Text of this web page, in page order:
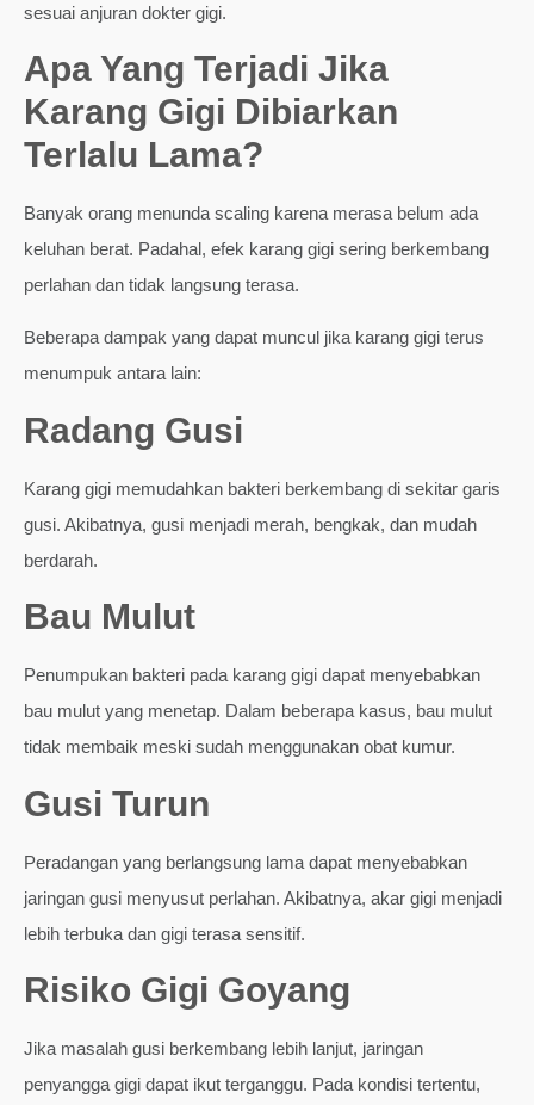
sesuai anjuran dokter gigi.
Apa Yang Terjadi Jika
Karang Gigi Dibiarkan
Terlalu Lama?
Banyak orang menunda scaling karena merasa belum ada
keluhan berat. Padahal, efek karang gigi sering berkembang
perlahan dan tidak langsung terasa.
Beberapa dampak yang dapat muncul jika karang gigi terus
menumpuk antara lain:
Radang Gusi
Karang gigi memudahkan bakteri berkembang di sekitar garis
gusi. Akibatnya, gusi menjadi merah, bengkak, dan mudah
berdarah.
Bau Mulut
Penumpukan bakteri pada karang gigi dapat menyebabkan
bau mulut yang menetap. Dalam beberapa kasus, bau mulut
tidak membaik meski sudah menggunakan obat kumur.
Gusi Turun
Peradangan yang berlangsung lama dapat menyebabkan
jaringan gusi menyusut perlahan. Akibatnya, akar gigi menjadi
lebih terbuka dan gigi terasa sensitif.
Risiko Gigi Goyang
Jika masalah gusi berkembang lebih lanjut, jaringan
penyangga gigi dapat ikut terganggu. Pada kondisi tertentu,